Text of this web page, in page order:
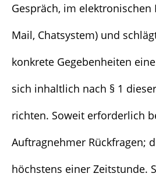
Gespräch, im elektronischen
Mail, Chatsystem) und
konkrete Gegebenheiten
sich inhaltlich nach § 1
richten. Soweit erforderlich
Auftragnehmer Rückfragen;
höchstens einer Zeitstunde.